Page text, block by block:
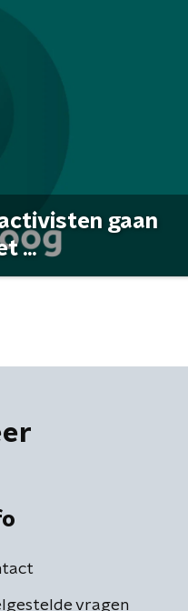
gaan
...
vragen